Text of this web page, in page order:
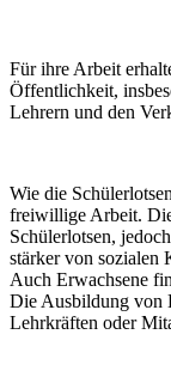
Für ihre Arbeit
Öffentlichkeit,
Lehrern und den
Wie die
freiwillige Arbeit.
Schülerlotsen,
stärker von sozialen
Auch Erwachsene
Die Ausbildung von
Lehrkräften oder